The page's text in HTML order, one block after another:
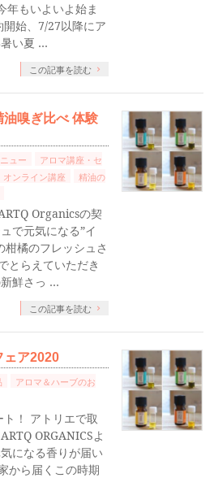
年もいよいよ始ま
始、7/27以降にア
暑い夏 …
この記事を読む
嗅ぎ比べ 体験
ュー
アロマ講座・セ
オンライン講座
精油の
Organicsの契
で元気になる”イ
柑橘のフレッシュさ
とらえていただき
鮮さっ …
この記事を読む
ェア2020
アロマ＆ハーブのお
！ アトリエで取
ORGANICSよ
になる香りが届い
から届くこの時期